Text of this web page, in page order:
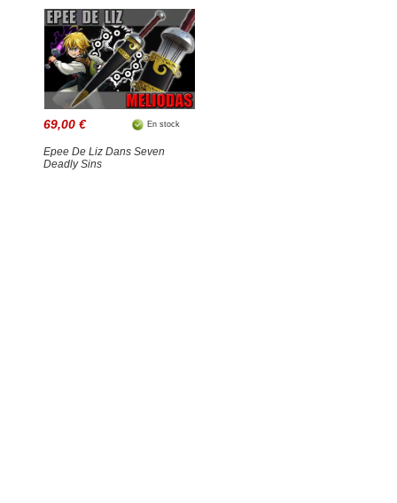
69,00 € En stock
Epee De Liz Dans Seven
Deadly Sins